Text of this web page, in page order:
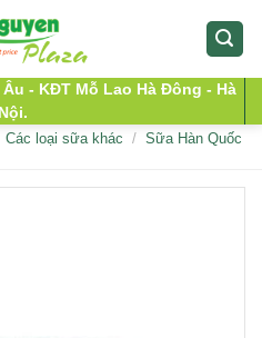
- KĐT Mỗ Lao Hà Đông - Hà
Nội.
Các loại sữa khác / Sữa Hàn Quốc